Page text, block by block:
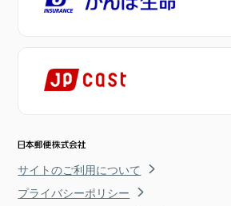
サイトのご利用について
プライバシーポリシー